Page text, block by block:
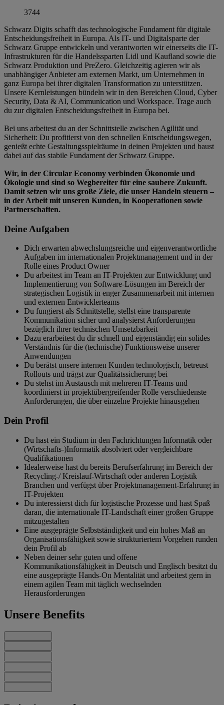
3744
Schwarz Digits schafft das technologische Fundament für digitale
Entscheidungsfreiheit in Europa. Als IT- und Digitalsparte der
Schwarz Gruppe entwickeln und verantworten wir einerseits die IT-
Infrastrukturen für die Handelssparten Lidl und Kaufland sowie die
Schwarz Produktion und PreZero. Gleichzeitig agieren wir als
unabhängiger Anbieter am externen Markt, um Unternehmen in
ganz Europa bei ihrer digitalen Transformation zu unterstützen.
Unsere Kernleistungen bündeln wir in den Bereichen Cloud, Cyber
Security, Data & AI, Communication und Workspace. Trage auch
du zur digitalen Entscheidungsfreiheit in Europa bei.
Bei uns arbeitest du an der Schnittstelle zwischen Agilität und
Sicherheit: Du profitierst von den schnellen Entscheidungswegen,
genießt echte Gestaltungsspielräume in deinen Projekten und baust
dabei auf das stabile Fundament der Schwarz Gruppe.
Wir, in der Circular Economy verbinden Ökonomie und
Ökologie und sind so Wegbereiter für eine saubere Zukunft.
Damit setzen wir uns große Ziele, die unser Handeln steuern –
in der Arbeit mit unseren Kunden, in Kooperationen sowie
Partnerschaften.
Deine Aufgaben
Dich erwarten abwechslungsreiche und eigenverantwortliche
Aufgaben im internationalen Projektmanagement und in der
Rolle eines Product Owner
Du arbeitest im Team an IT-Projekten zur Entwicklung und
Implementierung von Software-Lösungen im Bereich der
strategischen Logistik in enger Zusammenarbeit mit internen
und externen Entwicklerteams
Du fungierst als Schnittstelle, stellst eine transparente
Kommunikation sicher und analysierst Anforderungen
bezüglich ihrer technischen Umsetzbarkeit
Dazu erarbeitest du dir schnell und eigenständig ein solides
Verständnis für die (technische) Funktionsweise unserer
Anwendungen
Du berätst unsere internen Kunden technologisch, betreust
Rollouts und trägst zur Qualitätssicherung bei
Du stehst im Austausch mit mehreren IT-Teams und
koordinierst in projektübergreifender Rolle verschiedenste
Anforderungen, die über einzelne Projekte hinausgehen
Dein Profil
Du hast ein Studium in den Fachrichtungen Informatik oder
(Wirtschafts-)Informatik absolviert oder vergleichbare
Qualifikationen
Idealerweise hast du bereits Berufserfahrung im Bereich der
Recycling-/ Kreislauf-Wirtschaft oder anderen Logistik
Branchen und verfügst über Projektmanagement-Erfahrung in
IT-Projekten
Du interessierst dich für logistische Prozesse und hast Spaß
daran, die internationale IT-Landschaft einer großen Gruppe
mitzugestalten
Eine ausgeprägte Selbstständigkeit und ein hohes Maß an
Organisationsfähigkeit sowie strukturiertem Vorgehen runden
dein Profil ab
Neben deiner sehr guten und offene
Kommunikationsfähigkeit in Deutsch und Englisch besitzt du
eine ausgeprägte Hands-On Mentalität und arbeitest gern in
einem agilen Team mit täglich wechselnden
Herausforderungen
Unsere Benefits